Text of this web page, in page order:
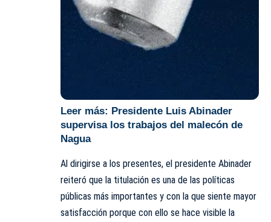
Leer más: Presidente Luis Abinader
supervisa los trabajos del malecón de
Nagua
Al dirigirse a los presentes, el presidente Abinader
reiteró que la titulación es una de las políticas
públicas más importantes y con la que siente mayor
satisfacción porque con ello se hace visible la